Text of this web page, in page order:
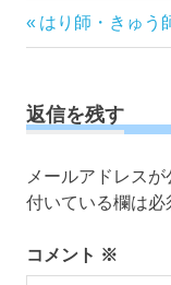
投
稿
ビ
ゲ
ー
シ
ン
前
の
事:
はり師・きゅう
返信を残す
メールアドレスが
付いている欄は必
コメント ※